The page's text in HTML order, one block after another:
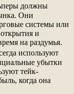
должны
Они
системы или
и
на раздумья.
используют
убытки
тейк-
когда она